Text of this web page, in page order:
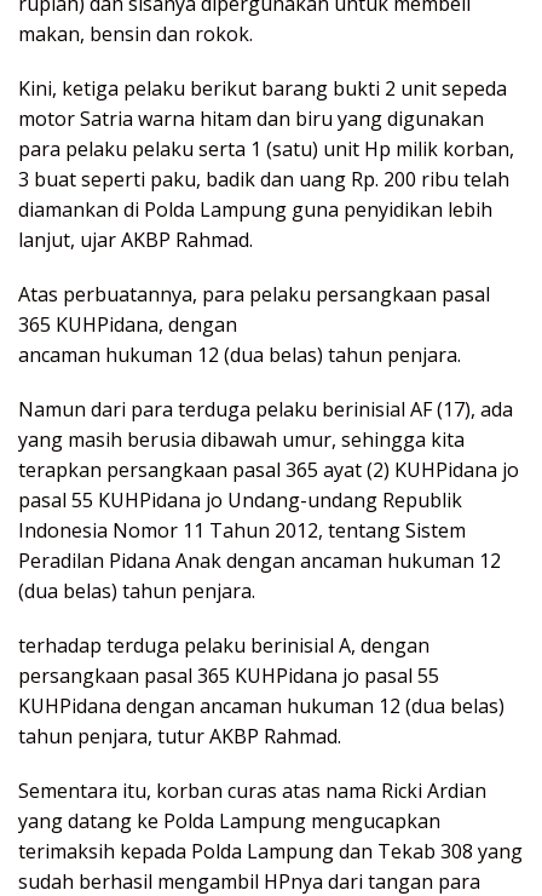
makan, bensin dan rokok.
Kini, ketiga pelaku berikut barang bukti 2 unit sepeda
motor Satria warna hitam dan biru yang digunakan
para pelaku pelaku serta 1 (satu) unit Hp milik korban,
3 buat seperti paku, badik dan uang Rp. 200 ribu telah
diamankan di Polda Lampung guna penyidikan lebih
lanjut, ujar AKBP Rahmad.
Atas perbuatannya, para pelaku persangkaan pasal
365 KUHPidana, dengan
ancaman hukuman 12 (dua belas) tahun penjara.
Namun dari para terduga pelaku berinisial AF (17), ada
yang masih berusia dibawah umur, sehingga kita
terapkan persangkaan pasal 365 ayat (2) KUHPidana jo
pasal 55 KUHPidana jo Undang-undang Republik
Indonesia Nomor 11 Tahun 2012, tentang Sistem
Peradilan Pidana Anak dengan ancaman hukuman 12
(dua belas) tahun penjara.
terhadap terduga pelaku berinisial A, dengan
persangkaan pasal 365 KUHPidana jo pasal 55
KUHPidana dengan ancaman hukuman 12 (dua belas)
tahun penjara, tutur AKBP Rahmad.
Sementara itu, korban curas atas nama Ricki Ardian
yang datang ke Polda Lampung mengucapkan
terimaksih kepada Polda Lampung dan Tekab 308 yang
sudah berhasil mengambil HPnya dari tangan para